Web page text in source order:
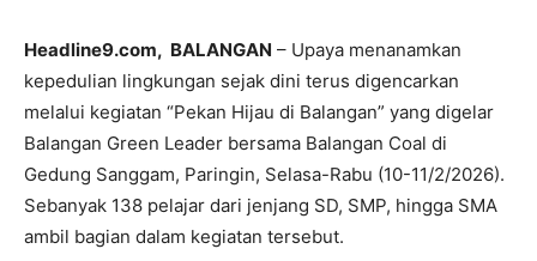
Headline9.com, BALANGAN – Upaya menanamkan
kepedulian lingkungan sejak dini terus digencarkan
melalui kegiatan “Pekan Hijau di Balangan” yang digelar
Balangan Green Leader bersama Balangan Coal di
Gedung Sanggam, Paringin, Selasa-Rabu (10-11/2/2026).
Sebanyak 138 pelajar dari jenjang SD, SMP, hingga SMA
ambil bagian dalam kegiatan tersebut.